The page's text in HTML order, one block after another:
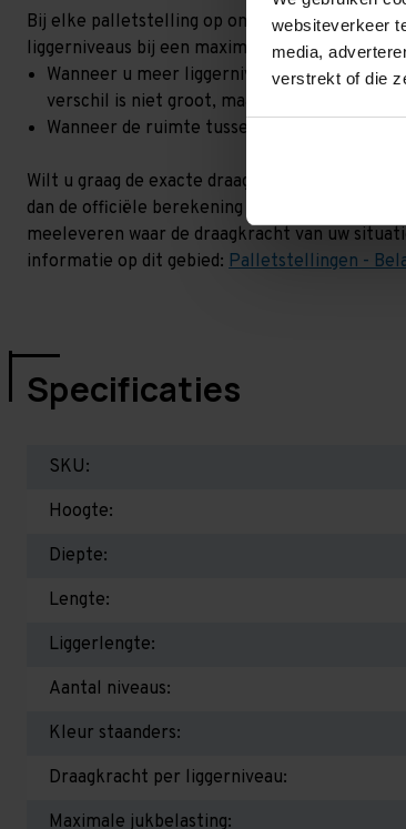
websiteverkeer
media,
verstrekt of die
Bij elke palletstelling op onze site, staat een
liggerniveaus bij een maximale hoogteverschil.
Wanneer u meer liggerniveaus toevoegt,
verschil is niet groot, maar wel het beste
Wanneer de ruimte tussen de liggerniveaus
Wilt u graag de exacte draagkracht weten in
dan de officiële berekening uit. Dit doen we
meeleveren waar de draagkracht van uw
informatie op dit gebied: Palletstellingen -
Specificaties
SKU:
Hoogte:
Diepte:
Lengte:
Liggerlengte:
Aantal niveaus:
Kleur staanders:
Draagkracht per liggerniveau:
Maximale jukbelasting: